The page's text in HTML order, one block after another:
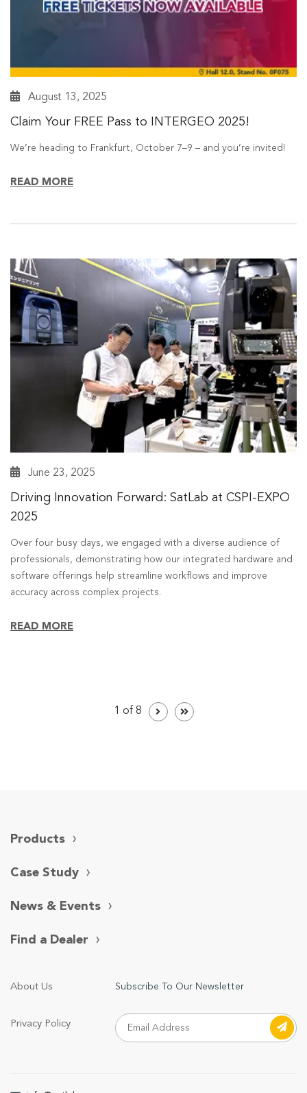
August 13, 2025
Claim Your FREE Pass to INTERGEO 2025!
We’re heading to Frankfurt, October 7–9 – and you’re invited!
READ MORE
June 23, 2025
Driving Innovation Forward: SatLab at CSPI-EXPO
2025
Over four busy days, we engaged with a diverse audience of
professionals, demonstrating how our integrated hardware and
software offerings help streamline workflows and improve
accuracy across complex projects.
READ MORE
1 of 8
Products
Case Study
News & Events
Find a Dealer
About Us
Privacy Policy
Subscribe To Our Newsletter